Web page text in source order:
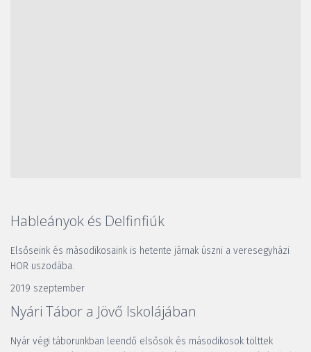
Hableányok és Delfinfiúk
Elsőseink és másodikosaink is hetente járnak úszni a veresegyházi
HOR uszodába.
2019 szeptember
Nyári Tábor a Jövő Iskolájában
Nyár végi táborunkban leendő elsősök és másodikosok tölttek